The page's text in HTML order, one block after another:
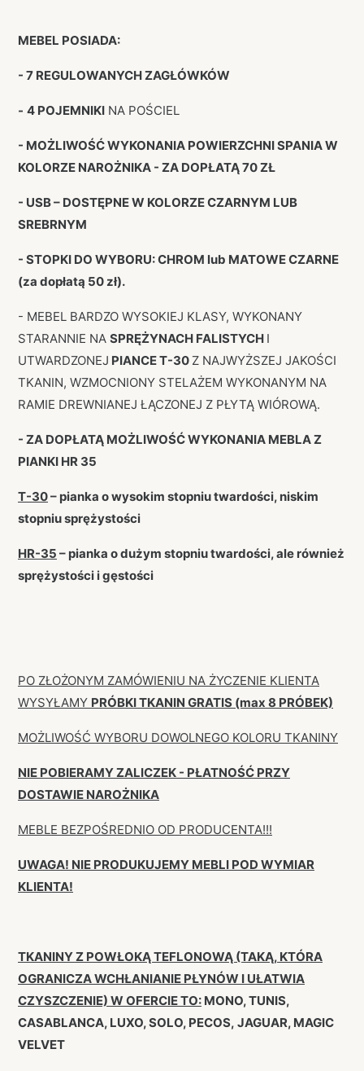
MEBEL POSIADA:
- 7 REGULOWANYCH ZAGŁÓWKÓW
- 4 POJEMNIKI NA POŚCIEL
- MOŻLIWOŚĆ WYKONANIA POWIERZCHNI SPANIA W
KOLORZE NAROŻNIKA - ZA DOPŁATĄ 70 ZŁ
- USB– DOSTĘPNE W KOLORZE CZARNYM LUB
SREBRNYM
- STOPKI DO WYBORU: CHROM lub MATOWE CZARNE
(za dopłatą 50 zł).
- MEBEL BARDZO WYSOKIEJ KLASY, WYKONANY
STARANNIE NA SPRĘŻYNACH FALISTYCH I
UTWARDZONEJ PIANCE T-30 Z NAJWYŻSZEJ JAKOŚCI
TKANIN, WZMOCNIONY STELAŻEM WYKONANYM NA
RAMIE DREWNIANEJ ŁĄCZONEJ Z PŁYTĄ WIÓROWĄ.
- ZA DOPŁATĄ MOŻLIWOŚĆ WYKONANIA MEBLA Z
PIANKI HR 35
T-30– pianka o wysokim stopniu twardości, niskim
stopniu sprężystości
HR-35 – pianka o dużym stopniu twardości, ale również
sprężystości i gęstości
PO ZŁOŻONYM ZAMÓWIENIU NA ŻYCZENIE KLIENTA
WYSYŁAMY PRÓBKI TKANIN GRATIS (max 8 PRÓBEK)
MOŻLIWOŚĆ WYBORU DOWOLNEGO KOLORU TKANINY
NIE POBIERAMY ZALICZEK - PŁATNOŚĆ PRZY
DOSTAWIE NAROŻNIKA
MEBLE BEZPOŚREDNIO OD PRODUCENTA!!!
UWAGA! NIE PRODUKUJEMY MEBLI POD WYMIAR
KLIENTA!
TKANINY Z POWŁOKĄ TEFLONOWĄ (TAKĄ, KTÓRA
OGRANICZA WCHŁANIANIE PŁYNÓW I UŁATWIA
CZYSZCZENIE) W OFERCIE TO: MONO, TUNIS,
CASABLANCA, LUXO, SOLO, PECOS, JAGUAR, MAGIC
VELVET